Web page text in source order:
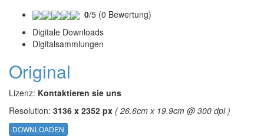
0/5 (0 Bewertung)
Digitale Downloads
Digitalsammlungen
Original
Lizenz: Kontaktieren sie uns
Resolution: 3136 x 2352 px ( 26.6cm x 19.9cm @ 300 dpi )
DOWNLOADEN